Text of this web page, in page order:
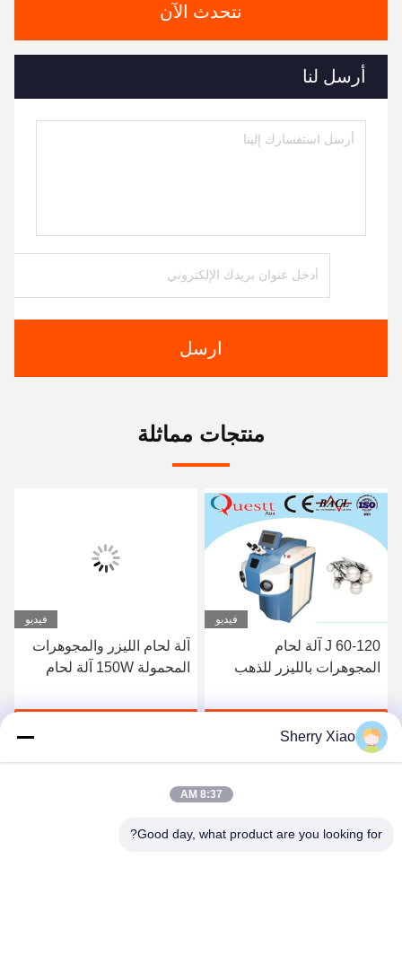
نتحدث الآن
أرسل لنا
ارسل
منتجات مماثلة
فيديو
آلة لحام الليزر والمجوهرات
المحمولة 150W آلة لحام
احصل على أفضل سعر
فيديو
آلة لحام الليزر والمجوهرات
الصغيرة
Sherry Xiao
8:37 AM
Good day, what product are you looking for?